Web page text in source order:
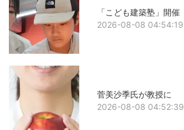
「こども建築塾」開催
2026-08-08 04:54:19
菅美沙季氏が教授に
2026-08-08 04:52:39